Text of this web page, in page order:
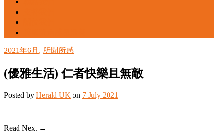
2021年6月 , 所聞所感
(優雅生活) 仁者快樂且無敵
Posted by Herald UK on 7 July 2021
Read Next →